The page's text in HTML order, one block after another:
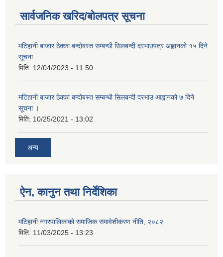
सार्वजनिक खरिद/बोलपत्र सूचना
मटिहानी बाजार ठेक्का बन्दोबस्त सम्बन्धी सिलबन्दी दरभाउपत्र अह्वानको १५ दिने
सूचना
मिति: 12/04/2023 - 11:50
मटिहानी बाजार ठेक्का बन्दोबस्त सम्बन्धी सिलबन्दी दरभाउ आह्वानको ७ दिने
सूचना ।
मिति: 10/25/2021 - 13:02
अन्य
ऐन, कानुन तथा निर्देशिका
मटिहानी नगरपालिकाको समाजिक समावेशीकरण नीति, २०८२
मिति: 11/03/2025 - 13:23